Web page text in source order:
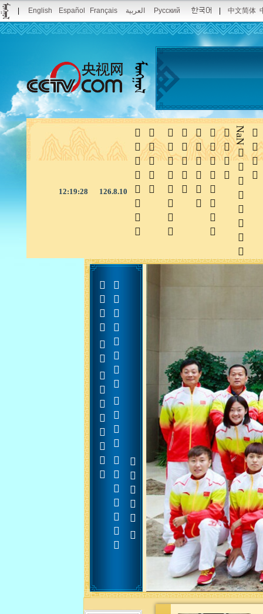
English Español Français العربية Русский 中文简体
12:19:28 126.8.10 
 
NaN




































































